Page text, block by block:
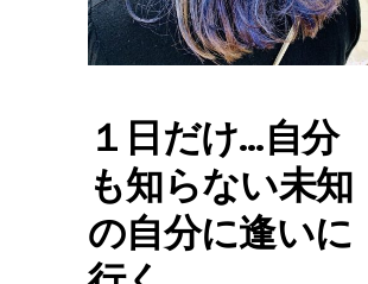
１日だけ…自分
も知らない未知
の自分に逢いに